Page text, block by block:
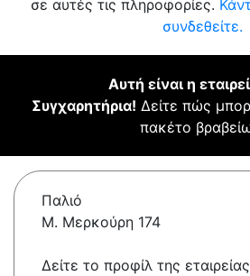
σε αυτές τις πληροφορίες.
συνδεθείτε.
Αυτή είναι η
Συγχαρητήρια! Δείτε πώς
πακέτο
Παλιό
Μ. Μερκούρη 174
Δείτε το προφίλ της